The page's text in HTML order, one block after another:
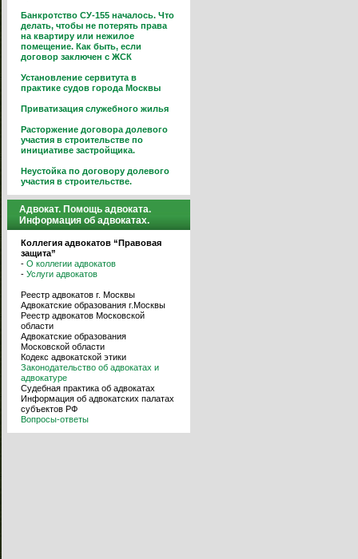
Банкротство СУ-155 началось. Что
делать, чтобы не потерять права
на квартиру или нежилое
помещение. Как быть, если
договор заключен с ЖСК
Установление сервитута в
практике судов города Москвы
Приватизация служебного жилья
Расторжение договора долевого
участия в строительстве по
инициативе застройщика.
Неустойка по договору долевого
участия в строительстве.
Адвокат. Помощь адвоката.
Информация об адвокатах.
Коллегия адвокатов “Правовая
защита”
- О коллегии адвокатов
- Услуги адвокатов
Реестр адвокатов г. Москвы
Адвокатские образования г.Москвы
Реестр адвокатов Московской
области
Адвокатские образования
Московской области
Кодекс адвокатской этики
Законодательство об адвокатах и
адвокатуре
Судебная практика об адвокатах
Информация об адвокатских палатах
субъектов РФ
Вопросы-ответы